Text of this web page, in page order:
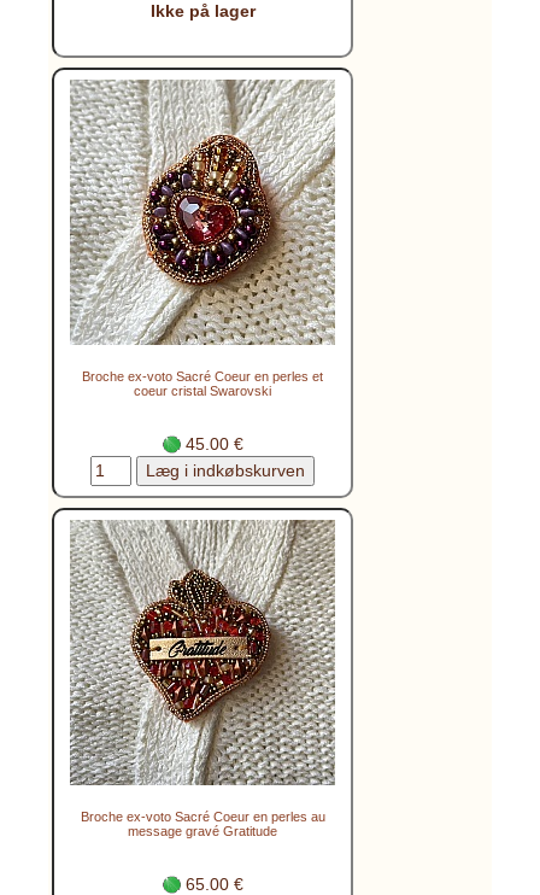
Ikke på lager
Broche ex-voto Sacré Coeur en perles et
coeur cristal Swarovski
45.00 €
Broche ex-voto Sacré Coeur en perles au
message gravé Gratitude
65.00 €